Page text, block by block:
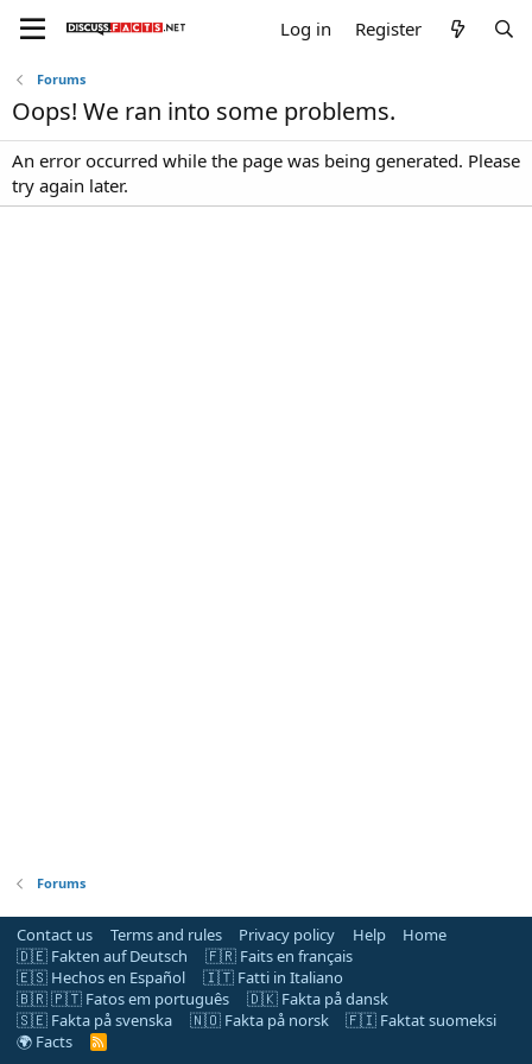
Log in Register
Forums
Oops! We ran into some problems.
An error occurred while the page was being generated. Please
try again later.
Forums
Contact us Terms and rules Privacy policy Help
Home
🇩🇪 Fakten auf Deutsch
🇫🇷 Faits en français
🇪🇸 Hechos en Español
🇮🇹 Fatti in Italiano
🇧🇷 🇵🇹 Fatos em português
🇩🇰 Fakta på dansk
🇸🇪 Fakta på svenska
🇳🇴 Fakta på norsk
🇫🇮 Faktat suomeksi
🌍 Facts
R